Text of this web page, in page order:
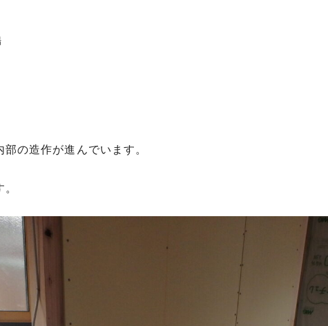
の造作が進んでいます。